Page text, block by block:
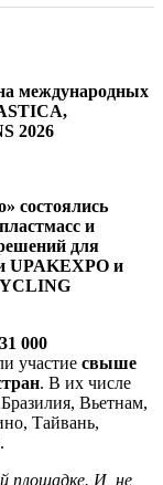
международных
2026
состоялись
и
для
UPAKEXPO и
31 000
участие свыше
. В их числе
Вьетнам,
Тайвань,
площадке. И, не